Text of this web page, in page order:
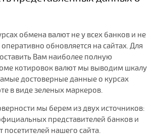
обмена валют не у всех банков и не
обновляется на сайтах. Для
Вам наиболее полную
котировок валют мы выводим шкалу
достоверные данные о курсах
в виде зеленых маркеров.
мы берем из двух источников:
представителей банков и
посетителей нашего сайта.